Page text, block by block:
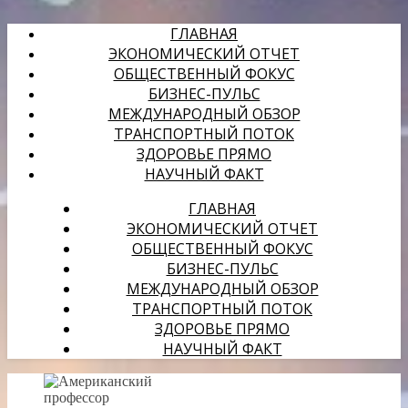
ГЛАВНАЯ
ЭКОНОМИЧЕСКИЙ ОТЧЕТ
ОБЩЕСТВЕННЫЙ ФОКУС
БИЗНЕС-ПУЛЬС
МЕЖДУНАРОДНЫЙ ОБЗОР
ТРАНСПОРТНЫЙ ПОТОК
ЗДОРОВЬЕ ПРЯМО
НАУЧНЫЙ ФАКТ
ГЛАВНАЯ
ЭКОНОМИЧЕСКИЙ ОТЧЕТ
ОБЩЕСТВЕННЫЙ ФОКУС
БИЗНЕС-ПУЛЬС
МЕЖДУНАРОДНЫЙ ОБЗОР
ТРАНСПОРТНЫЙ ПОТОК
ЗДОРОВЬЕ ПРЯМО
НАУЧНЫЙ ФАКТ